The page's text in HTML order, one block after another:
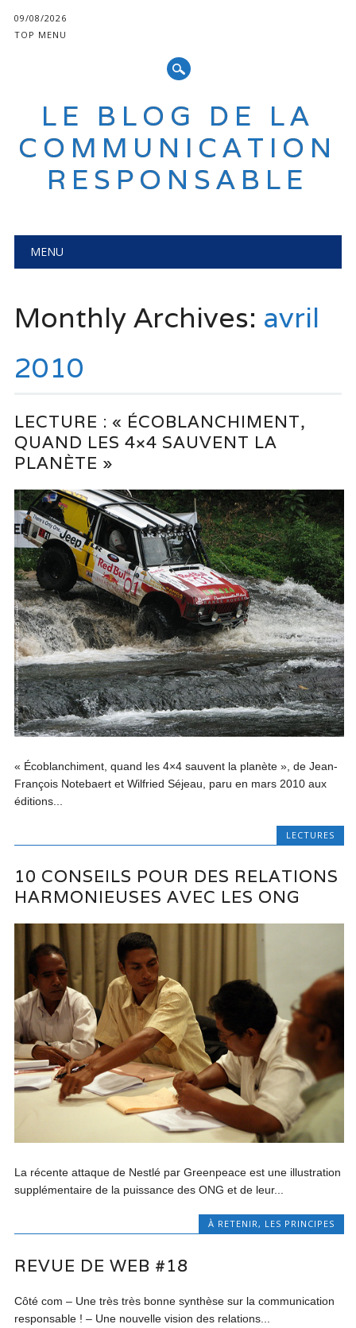
09/08/2026
TOP MENU
LE BLOG DE LA
COMMUNICATION
RESPONSABLE
Main menu
MENU
Monthly Archives: avril
2010
LECTURE : « ÉCOBLANCHIMENT,
QUAND LES 4×4 SAUVENT LA
PLANÈTE »
« Écoblanchiment, quand les 4×4 sauvent la planète », de Jean-
François Notebaert et Wilfried Séjeau, paru en mars 2010 aux
éditions...
LECTURES
10 CONSEILS POUR DES RELATIONS
HARMONIEUSES AVEC LES ONG
La récente attaque de Nestlé par Greenpeace est une illustration
supplémentaire de la puissance des ONG et de leur...
À RETENIR, LES PRINCIPES
REVUE DE WEB #18
Côté com – Une très très bonne synthèse sur la communication
responsable ! – Une nouvelle vision des relations...